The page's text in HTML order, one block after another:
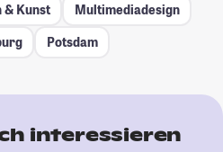
& Kunst
Multimediadesign
Potsdam
interessieren